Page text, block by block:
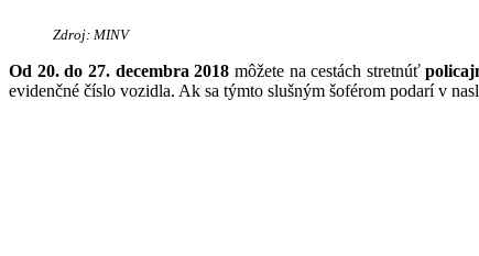
Zdroj: MINV
Od 20. do 27. decembra 2018 môžete na cestách stretnúť
evidenčné číslo vozidla. Ak sa týmto slušným šoférom podarí v